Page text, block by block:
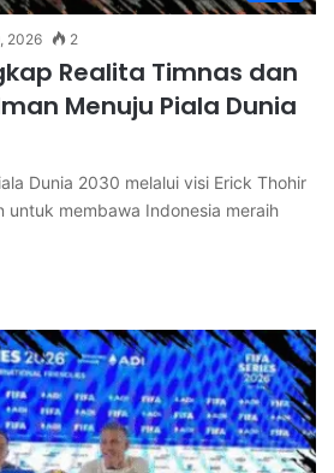
2026 2
Realita Timnas dan
Menuju Piala Dunia
Dunia 2030 melalui visi Erick Thohir
untuk membawa Indonesia meraih